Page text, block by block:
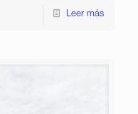
Leer más